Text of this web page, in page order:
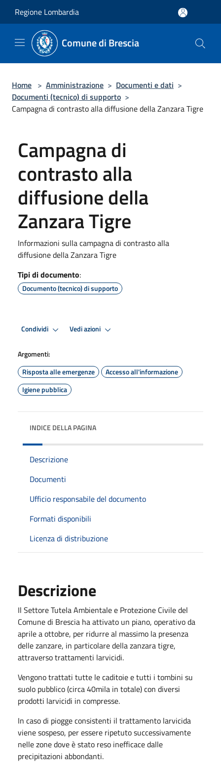
Regione Lombardia
Comune di Brescia
Home > Amministrazione > Documenti e dati >
Documenti (tecnico) di supporto >
Campagna di contrasto alla diffusione della Zanzara Tigre
Campagna di
contrasto alla
diffusione della
Zanzara Tigre
Informazioni sulla campagna di contrasto alla
diffusione della Zanzara Tigre
Tipi di documento:
Documento (tecnico) di supporto
Condividi Vedi azioni
Argomenti:
Risposta alle emergenze
Accesso all'informazione
Igiene pubblica
INDICE DELLA PAGINA
Descrizione
Documenti
Ufficio responsabile del documento
Formati disponibili
Licenza di distribuzione
Descrizione
Il Settore Tutela Ambientale e Protezione Civile del
Comune di Brescia ha attivato un piano, operativo da
aprile a ottobre, per ridurre al massimo la presenza
delle zanzare, in particolare della zanzara tigre,
attraverso trattamenti larvicidi.
Vengono trattati tutte le caditoie e tutti i tombini su
suolo pubblico (circa 40mila in totale) con diversi
prodotti larvicidi in compresse.
In caso di piogge consistenti il trattamento larvicida
viene sospeso, per essere ripetuto successivamente
nelle zone dove è stato reso inefficace dalle
precipitazioni abbondanti.